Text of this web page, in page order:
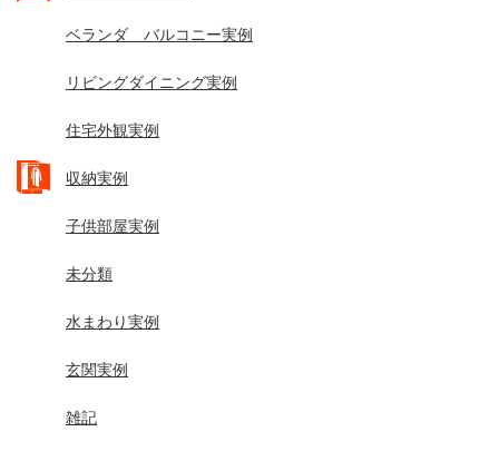
ベランダ バルコニー実例
リビングダイニング実例
住宅外観実例
収納実例
子供部屋実例
未分類
水まわり実例
玄関実例
雑記